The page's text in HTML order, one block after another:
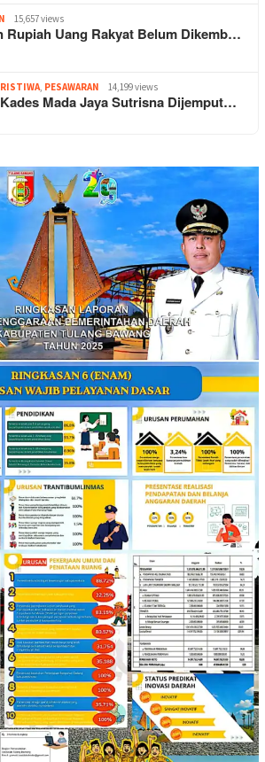
15,657 views
Rupiah Uang Rakyat Belum Dikemb…
, PESAWARAN 14,199 views
Mada Jaya Sutrisna Dijemput…